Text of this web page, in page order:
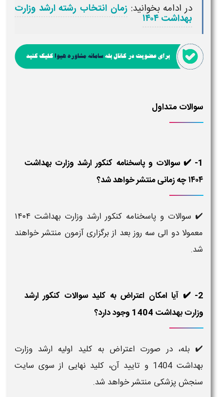
در ادامه بخوانید: زمان انتخاب رشته ارشد وزارت
بهداشت ۱۴۰۴
سوالات متداول
1- ✔️ سوالات و پاسخنامه کنکور ارشد وزارت بهداشت
۱۴۰۴ چه زمانی منتشر خواهد شد؟
✔️ سوالات و پاسخنامه کنکور ارشد وزارت بهداشت ۱۴۰۴
معمولا دو الی سه روز بعد از برگزاری آزمون منتشر خواهند
شد.
2- ✔️ آیا امکان اعتراض به کلید سوالات کنکور ارشد
وزارت بهداشت 1404 وجود دارد؟
✔️ بله، در صورت اعتراض به کلید اولیه ارشد وزارت
بهداشت 1404 و تایید آن، کلید نهایی از سوی سایت
سنجش پزشکی منتشر خواهد شد.